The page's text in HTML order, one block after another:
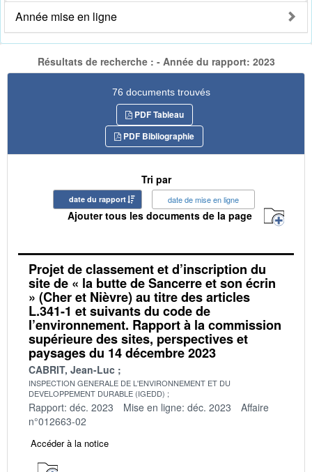
Année mise en ligne
Résultats de recherche : - Année du rapport: 2023
76 documents trouvés
PDF Tableau
PDF Bibliographie
Tri par
date du rapport date de mise en ligne
Ajouter tous les documents de la page
Projet de classement et d’inscription du
site de « la butte de Sancerre et son écrin
» (Cher et Nièvre) au titre des articles
L.341-1 et suivants du code de
l’environnement. Rapport à la commission
supérieure des sites, perspectives et
paysages du 14 décembre 2023
CABRIT, Jean-Luc
INSPECTION GENERALE DE L'ENVIRONNEMENT ET DU
DEVELOPPEMENT DURABLE (IGEDD)
Rapport: déc. 2023 Mise en ligne: déc. 2023
Affaire
n°012663-02
Accéder à la notice